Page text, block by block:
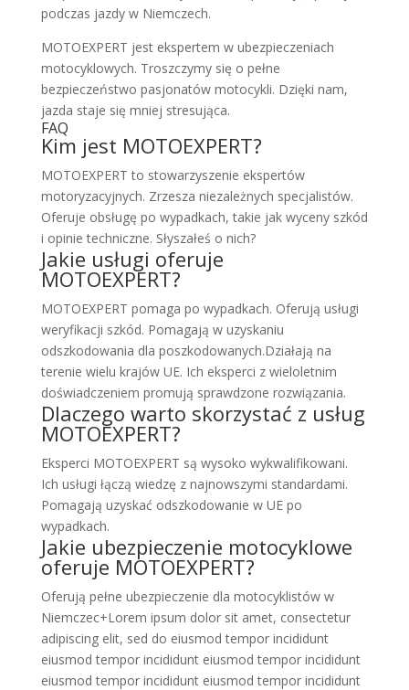
podczas jazdy w Niemczech.
MOTOEXPERT jest ekspertem w ubezpieczeniach
motocyklowych. Troszczymy się o pełne
bezpieczeństwo pasjonatów motocykli. Dzięki nam,
jazda staje się mniej stresująca.
FAQ
Kim jest MOTOEXPERT?
MOTOEXPERT to stowarzyszenie ekspertów
motoryzacyjnych. Zrzesza niezależnych specjalistów.
Oferuje obsługę po wypadkach, takie jak wyceny szkód
i opinie techniczne. Słyszałeś o nich?
Jakie usługi oferuje
MOTOEXPERT?
MOTOEXPERT pomaga po wypadkach. Oferują usługi
weryfikacji szkód. Pomagają w uzyskaniu
odszkodowania dla poszkodowanych.Działają na
terenie wielu krajów UE. Ich eksperci z wieloletnim
doświadczeniem promują sprawdzone rozwiązania.
Dlaczego warto skorzystać z usług
MOTOEXPERT?
Eksperci MOTOEXPERT są wysoko wykwalifikowani.
Ich usługi łączą wiedzę z najnowszymi standardami.
Pomagają uzyskać odszkodowanie w UE po
wypadkach.
Jakie ubezpieczenie motocyklowe
oferuje MOTOEXPERT?
Oferują pełne ubezpieczenie dla motocyklistów w
Niemczec+Lorem ipsum dolor sit amet, consectetur
adipiscing elit, sed do eiusmod tempor incididunt
eiusmod tempor incididunt eiusmod tempor incididunt
eiusmod tempor incididunt eiusmod tempor incididunt